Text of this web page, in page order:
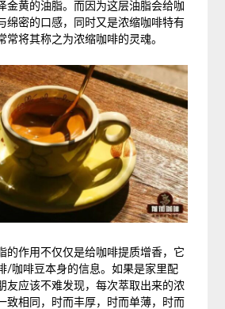
金黄的油脂。而因为这层油脂会给咖
绵密的口感，同时又是浓缩咖啡特有
常将其称之为浓缩咖啡的灵魂。
的作用不仅仅是给咖啡提质增香，它
/咖啡豆本身的信息。如果是家里配
友应该不难发现，每次萃取出来的浓
致相同，时而丰厚，时而单薄，时而